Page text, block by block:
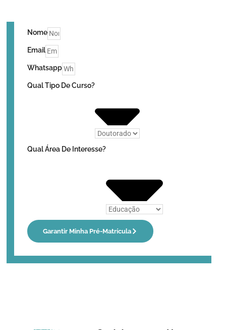
Nome
Email
Whatsapp
Qual Tipo De Curso?
Qual Área De Interesse?
Garantir Minha Pré-Matrícula